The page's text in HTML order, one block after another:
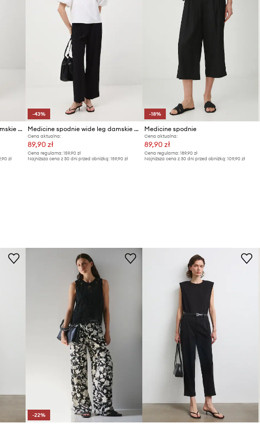
Medicine spodnie wide leg damskie z dodatkiem lnu
zł
-43%
Medicine spodnie wide leg damskie z wiskozy
Cena aktualna:
89,90 zł
Cena regularna: 159,90 zł
Najniższa cena z 30 dni przed obniżką: 159,90 zł
-18%
Medicine spodnie
Cena aktualna:
89,90 zł
Cena regularna: 189,90 zł
Najniższa cena z 30 dni przed obniżką: 109,90 zł
-22%